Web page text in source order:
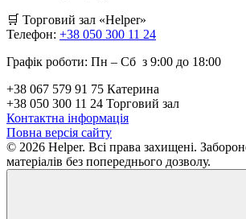
🛒 Торговий зал «Helper»
Телефон: +38 050 300 11 24
Графік роботи: Пн – Сб з 9:00 до 18:00
+38 067 579 91 75 Катерина
+38 050 300 11 24 Торговий зал
Контактна інформація
Повна версія сайту
© 2026 Helper. Всі права захищені.
матеріалів без попереднього дозволу.